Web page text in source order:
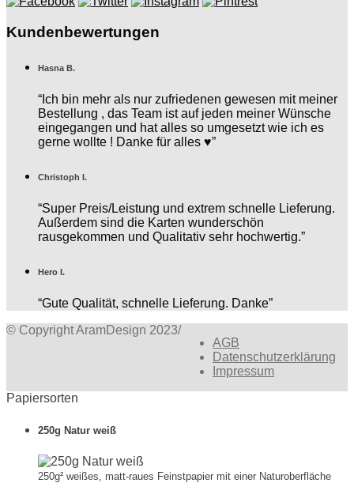
Kundenbewertungen
Hasna B.
“Ich bin mehr als nur zufriedenen gewesen mit meiner
Bestellung , das Team ist auf jeden meiner Wünsche
eingegangen und hat alles so umgesetzt wie ich es
gerne wollte ! Danke für alles ♥️”
Christoph I.
“Super Preis/Leistung und extrem schnelle Lieferung.
Außerdem sind die Karten wunderschön
rausgekommen und Qualitativ sehr hochwertig.”
Hero I.
“Gute Qualität, schnelle Lieferung. Danke”
© Copyright AramDesign 2023/
AGB
Datenschutzerklärung
Impressum
Papiersorten
250g Natur weiß
250g² weißes, matt-raues Feinstpapier mit einer Naturoberfläche